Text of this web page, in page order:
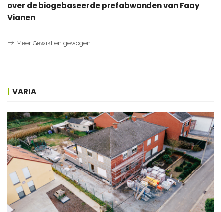
over de biogebaseerde prefabwanden van Faay
Vianen
Meer Gewikt en gewogen
VARIA